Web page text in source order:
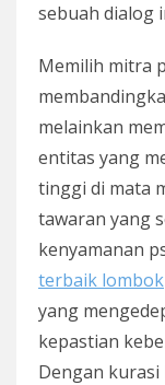
sebuah dialog
Memilih mitra
melainkan
entitas yang
tinggi di mata
tawaran yang
kenyamanan
terbaik lombok
yang
kepastian
Dengan